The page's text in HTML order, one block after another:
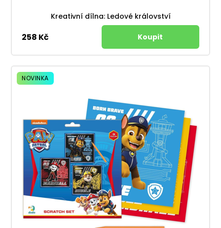
Kreativní dílna: Ledové království
258 Kč
NOVINKA